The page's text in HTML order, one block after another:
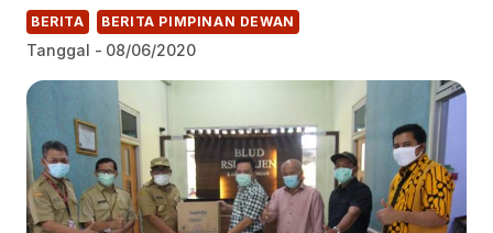
BERITA BERITA PIMPINAN DEWAN
Tanggal - 08/06/2020